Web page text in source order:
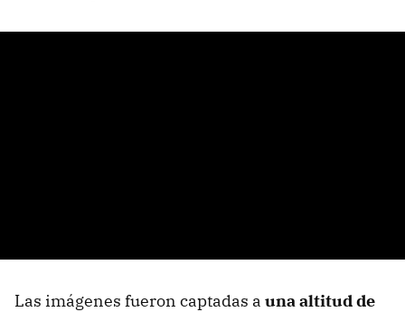
Las imágenes fueron captadas a una altitud de